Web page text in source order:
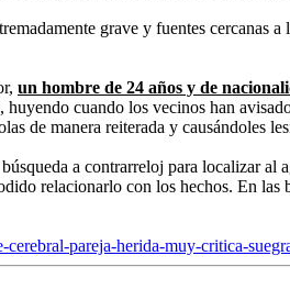
grave y fuentes cercanas
un hombre de 24 años y de
cuando los vecinos han
de manera reiterada y causándoles
a contrarreloj para localizar al
relacionarlo con los hechos. En las
cerebral-pareja-herida-muy-critica-